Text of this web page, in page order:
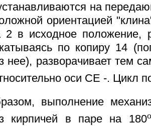
на
ориентацией
2 в исходное положение,
по копиру 14
нее), разворачивает тем
оси СЕ -. Цикл
выполнение
кирпичей в паре на 180o